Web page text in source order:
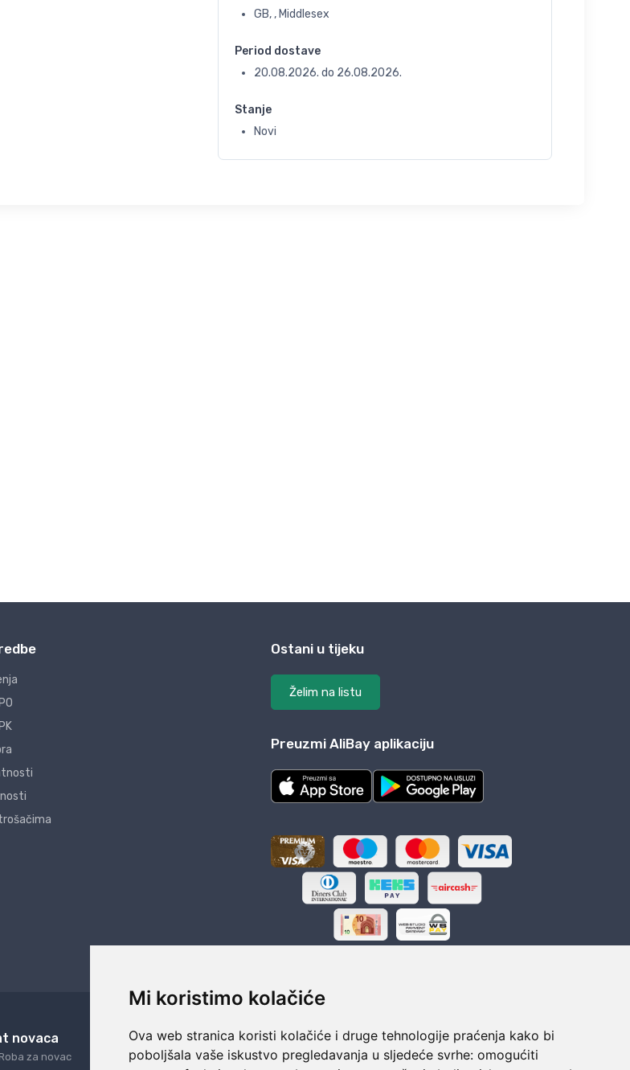
Mi koristimo kolačiće
Ova web stranica koristi kolačiće i druge tehnologije praćenja kako bi
poboljšala vaše iskustvo pregledavanja u sljedeće svrhe: omogućiti
GB, , Middlesex
Period dostave
20.08.2026. do 26.08.2026.
Stanje
Novi
Ostani u tijeku
Želim na listu
Preuzmi AliBay aplikaciju
novaca
za novac
24/7 odlična podrška
Naši agenti uvijek na raspolaganju
Sigurno obročno plaćanje
Do 24 rata bez kamata